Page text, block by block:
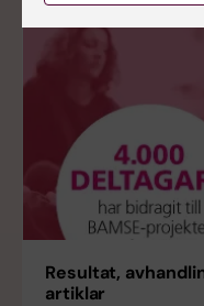
Resultat,
artiklar